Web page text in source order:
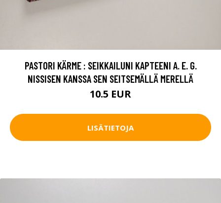
PASTORI KÄRME : SEIKKAILUNI KAPTEENI A. E. G.
NISSISEN KANSSA SEN SEITSEMÄLLÄ MERELLÄ
10.5 EUR
LISÄTIETOJA